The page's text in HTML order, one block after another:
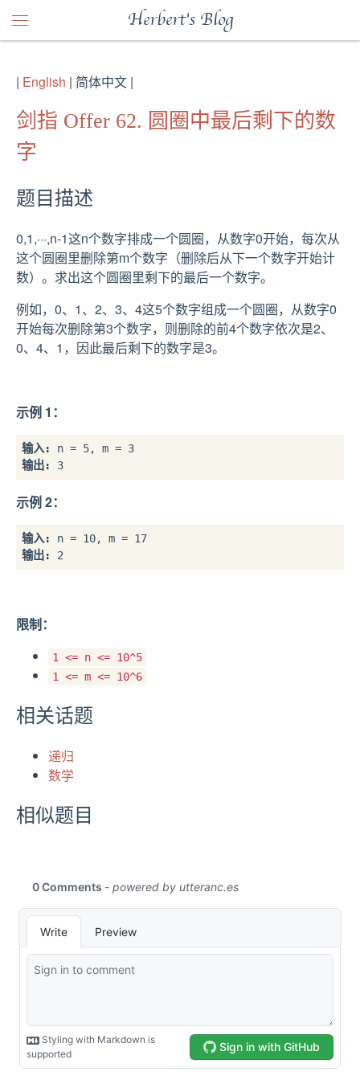
Herbert's Blog
| English | 简体中文 |
剑指 Offer 62. 圆圈中最后剩下的数
字
题目描述
0,1,···,n-1这n个数字排成一个圆圈，从数字0开始，每次从
这个圆圈里删除第m个数字（删除后从下一个数字开始计
数）。求出这个圆圈里剩下的最后一个数字。
例如，0、1、2、3、4这5个数字组成一个圆圈，从数字0
开始每次删除第3个数字，则删除的前4个数字依次是2、
0、4、1，因此最后剩下的数字是3。
示例 1：
输入:
输出:
示例 2：
输入:
输出:
限制：
1 <= n <= 10^5
1 <= m <= 10^6
相关话题
递归
数学
相似题目